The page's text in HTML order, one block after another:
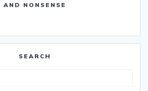
AND NONSENSE
SEARCH